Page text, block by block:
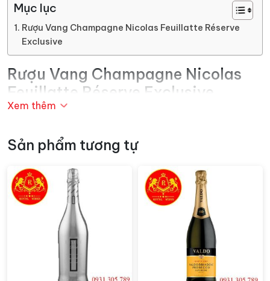
Mục lục
Rượu Vang Champagne Nicolas Feuillatte Réserve
Exclusive
Rượu Vang Champagne Nicolas
Feuillatte Réserve Exclusive
trái cây chín mọng như lê và táo, hoa cam và bưởi,
cùng với chút nồng đượm của bánh mì nướng, Réserve
lưỡi. Vị rượu tươi mới và mạnh mẽ, với hậu vị dài và tinh
tế, làm cho mỗi ngụm rượu trở thành một hành trình
đầy sảng khoái và thú vị.
Réserve Exclusive không chỉ là một loại rượu vang
còn là biểu tượng của phong cách sống sang trọng và
sự thăng hoa. Thích hợp cho mọi dịp, từ những buổi
tiệc mừng vui vẻ đến những cuộc gặp gỡ thân mật,
Xem thêm
Sản phẩm tương tự